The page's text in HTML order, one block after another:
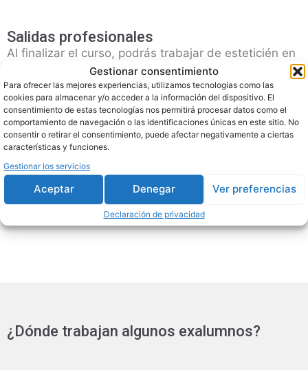
Gestionar consentimiento
Para ofrecer las mejores experiencias, utilizamos tecnologías como las
cookies para almacenar y/o acceder a la información del dispositivo. El
consentimiento de estas tecnologías nos permitirá procesar datos como el
comportamiento de navegación o las identificaciones únicas en este sitio. No
consentir o retirar el consentimiento, puede afectar negativamente a ciertas
características y funciones.
Gestionar los servicios
Aceptar Denegar Ver preferencias
Declaración de privacidad
Salidas profesionales
Al finalizar el curso, podrás trabajar de esteticién en
distintos tipos de clínicas como:
Centros estéticos, médico-estéticos y clínicas
estéticas.
Ambulatorios y hospitales.
Consultas privadas.
Centros de nutrición.
Centros dermatológicos.
Spas y balnearios.
¿Dónde trabajan algunos exalumnos?